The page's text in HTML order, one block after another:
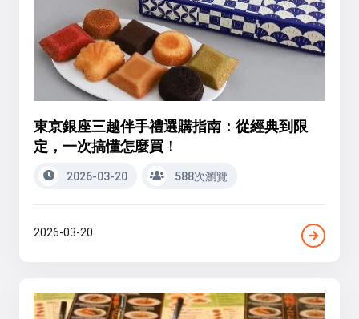
東京銀座三越伴手禮選購指南：從經典到限
定，一次搞懂怎麼買！
2026-03-20 588次瀏覽
2026-03-20